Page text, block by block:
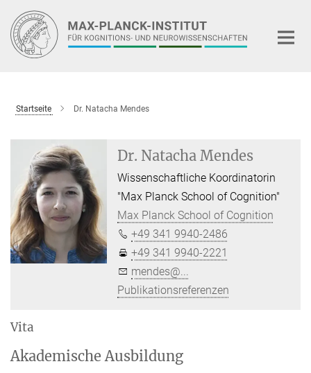
Hauptinhalt
Startseite Dr. Natacha Mendes
Dr. Natacha Mendes
Wissenschaftliche Koordinatorin
"Max Planck School of Cognition"
Max Planck School of Cognition
+49 341 9940-2486
+49 341 9940-2221
mendes@...
Publikationsreferenzen
Vita
Akademische Ausbildung